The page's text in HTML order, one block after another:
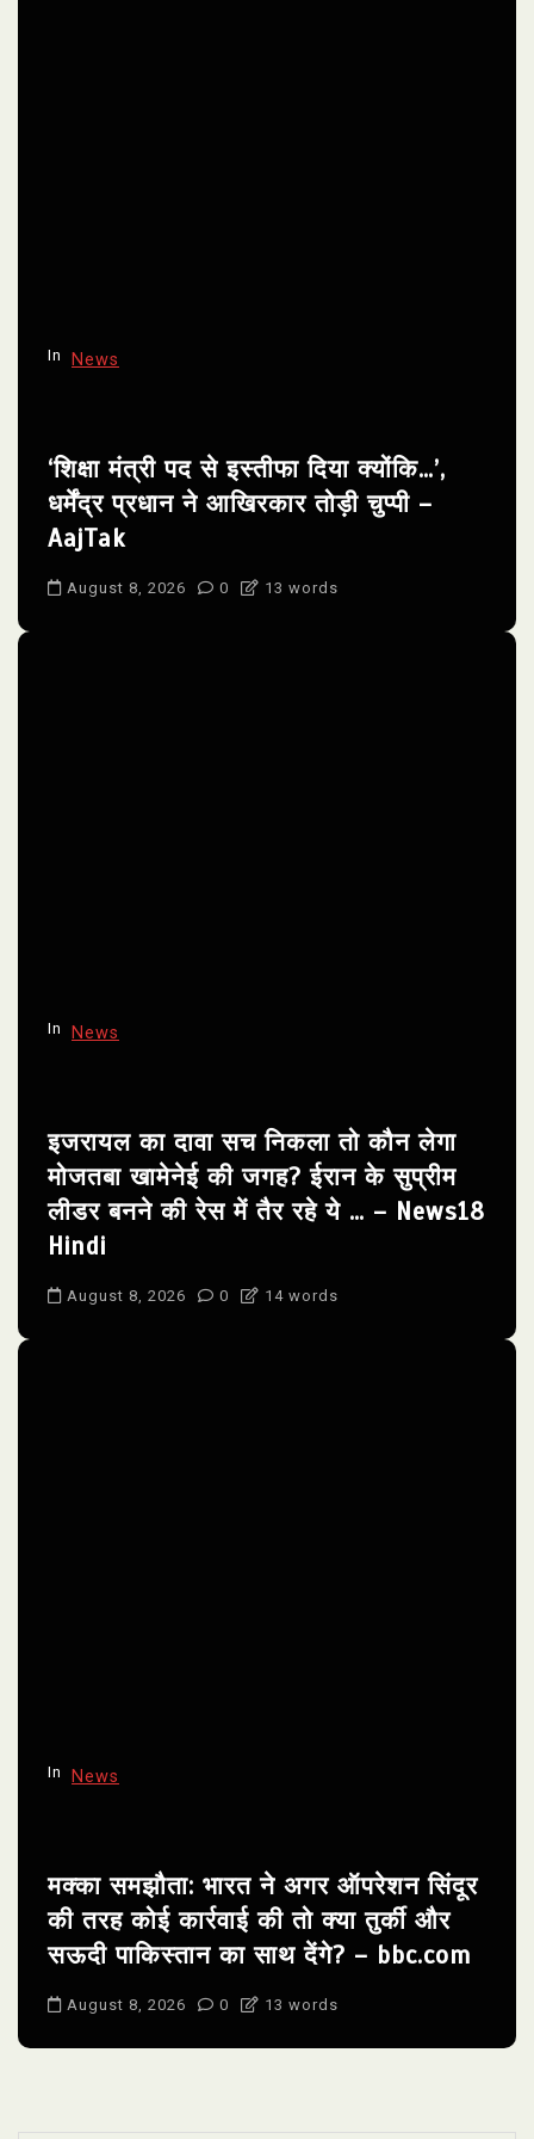
In News
‘शिक्षा मंत्री पद से इस्तीफा दिया क्योंकि…’,
धर्मेंद्र प्रधान ने आखिरकार तोड़ी चुप्पी –
AajTak
August 8, 2026 0 13 words
In News
इजरायल का दावा सच निकला तो कौन लेगा
मोजतबा खामेनेई की जगह? ईरान के सुप्रीम
लीडर बनने की रेस में तैर रहे ये … – News18
Hindi
August 8, 2026 0 14 words
In News
मक्का समझौता: भारत ने अगर ऑपरेशन सिंदूर
की तरह कोई कार्रवाई की तो क्या तुर्की और
सऊदी पाकिस्तान का साथ देंगे? – bbc.com
August 8, 2026 0 13 words